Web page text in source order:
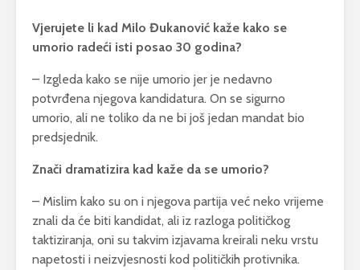
Vjerujete li kad Milo Đukanović kaže kako se
umorio radeći isti posao 30 godina?
– Izgleda kako se nije umorio jer je nedavno
potvrđena njegova kandidatura. On se sigurno
umorio, ali ne toliko da ne bi još jedan mandat bio
predsjednik.
Znači dramatizira kad kaže da se umorio?
– Mislim kako su on i njegova partija već neko vrijeme
znali da će biti kandidat, ali iz razloga političkog
taktiziranja, oni su takvim izjavama kreirali neku vrstu
napetosti i neizvjesnosti kod političkih protivnika.